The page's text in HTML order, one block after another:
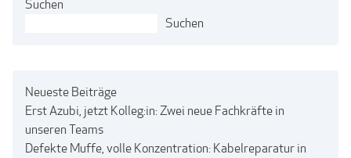
Suchen
Suchen
Neueste Beiträge
Erst Azubi, jetzt Kolleg:in: Zwei neue Fachkräfte in
unseren Teams
Defekte Muffe, volle Konzentration: Kabelreparatur in